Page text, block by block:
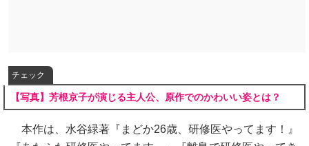
チェック
【写真】芳根京子が演じる主人公、原作でのかわいい姿とは？
本作は、水谷緑著『まどか26歳、研修医やってます！』